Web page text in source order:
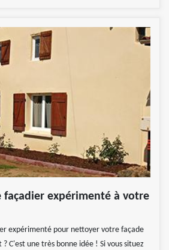
façadier expérimenté à votre
expérimenté pour nettoyer votre façade
C'est une très bonne idée ! Si vous situez